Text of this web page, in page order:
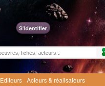
S'identifier
Editeurs Acteurs & réalisateurs